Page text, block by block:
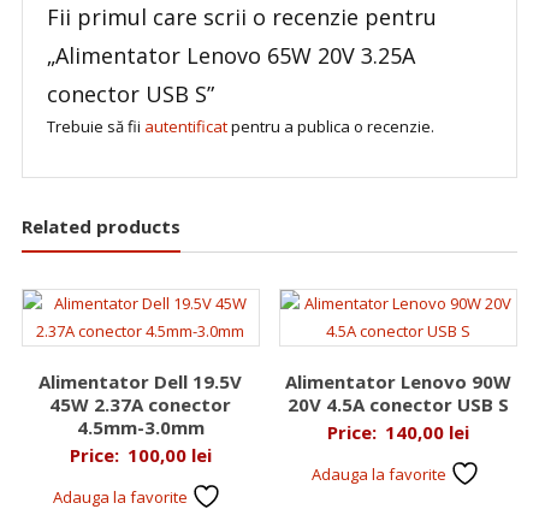
Fii primul care scrii o recenzie pentru
„Alimentator Lenovo 65W 20V 3.25A
conector USB S”
Trebuie să fii autentificatpentru a publica o recenzie.
Related products
Alimentator Dell 19.5V
45W 2.37A conector
4.5mm-3.0mm
Price: 100,00 lei
Adauga la favorite
Alimentator Lenovo 90W
20V 4.5A conector USB S
Price: 140,00 lei
Adauga la favorite